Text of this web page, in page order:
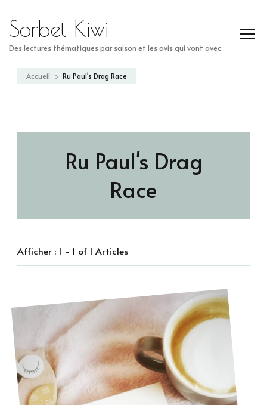
Sorbet Kiwi
Des lectures thématiques par saison et les avis qui vont avec
Accueil Ru Paul's Drag Race
Ru Paul's Drag
Race
Afficher : 1 - 1 of 1 Articles